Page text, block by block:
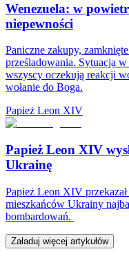
Wenezuela: w
niepewności
Paniczne zakupy,
prześladowania. Sytuacja
wszyscy oczekują reakcji
wołanie do Boga.
Papież Leon XIV
Papież Leon XIV
Ukrainę
Papież Leon XIV
mieszkańców Ukrainy
bombardowań.
Załaduj więcej artykułów